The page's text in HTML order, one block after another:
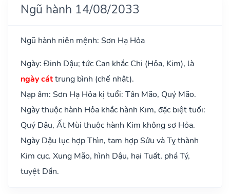
Ngũ hành 14/08/2033
Ngũ hành niên mệnh: Sơn Hạ Hỏa
Ngày: Đinh Dậu; tức Can khắc Chi (Hỏa, Kim), là
ngày cáttrung bình (chế nhật).
Nạp âm: Sơn Hạ Hỏa kị tuổi: Tân Mão, Quý Mão.
Ngày thuộc hành Hỏa khắc hành Kim, đặc biệt tuổi:
Quý Dậu, Ất Mùi thuộc hành Kim không sợ Hỏa.
Ngày Dậu lục hợp Thìn, tam hợp Sửu và Tỵ thành
Kim cục. Xung Mão, hình Dậu, hại Tuất, phá Tý,
tuyệt Dần.